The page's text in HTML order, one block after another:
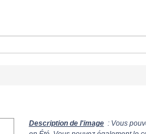
Description de l'image : Vous